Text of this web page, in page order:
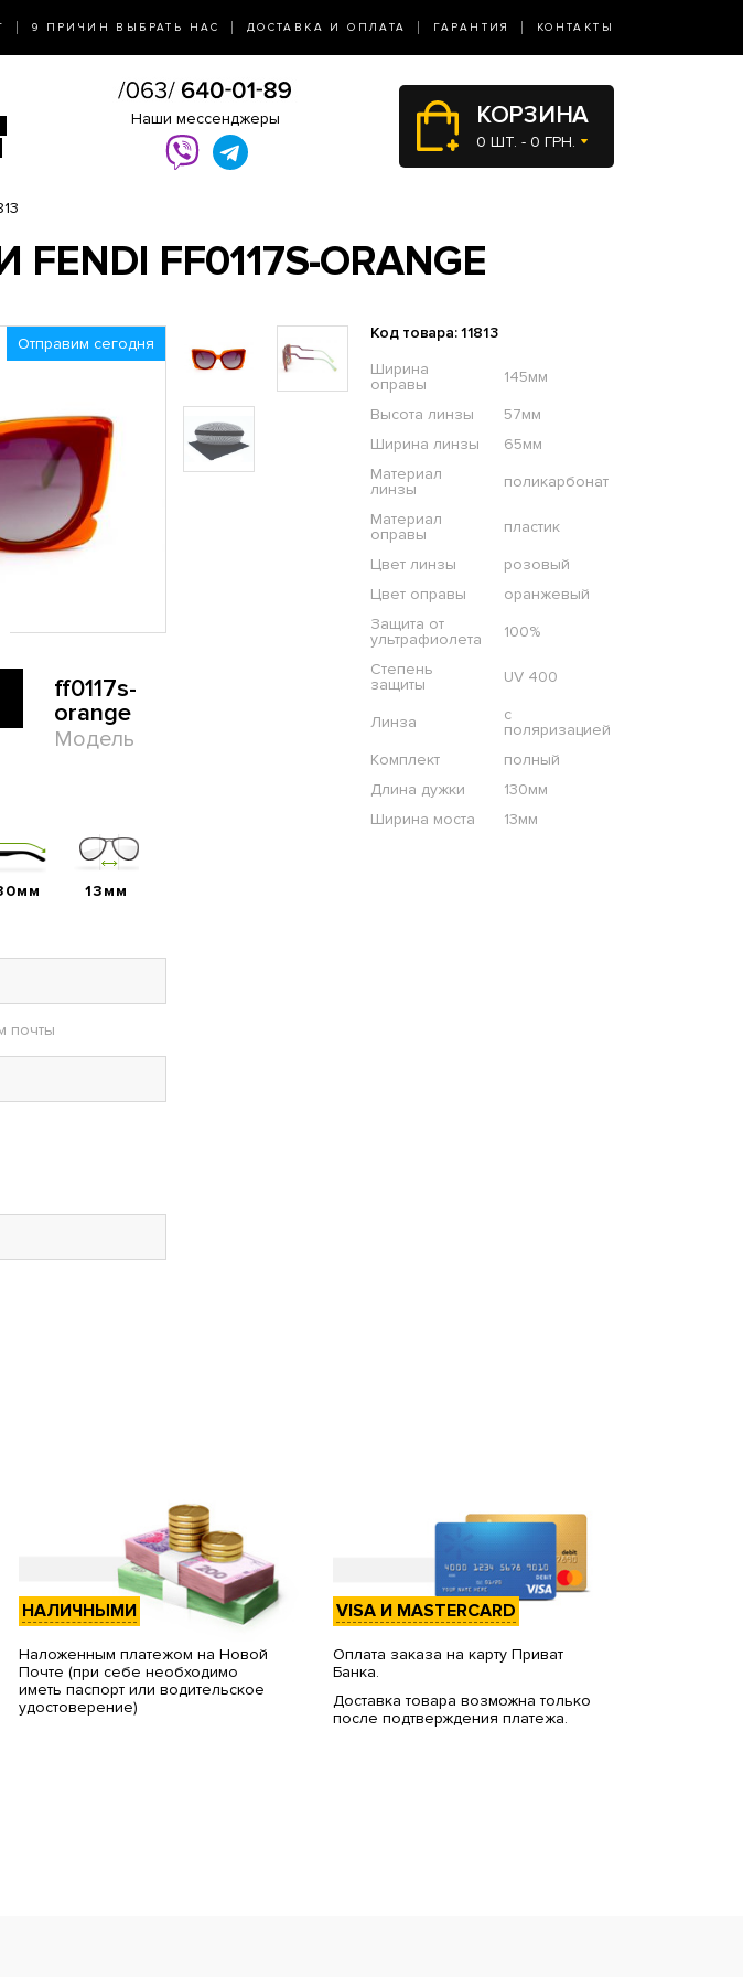
9 ПРИЧИН ВЫБРАТЬ НАС ДОСТАВКА И ОПЛАТА ГАРАНТИЯ КОНТАКТЫ
Наши мессенджеры КОРЗИНА
0 ШТ. - 0 ГРН.
FF0117S-ORANGE
Отправим сегодня
ff0117s-
orange
Модель
Код товара: 11813
Ширина
оправы
145мм
Высота линзы
57мм
Ширина линзы
65мм
Материал
линзы
поликарбонат
Материал
оправы
пластик
Цвет линзы
розовый
Цвет оправы
оранжевый
Защита от
ультрафиолета
100%
Степень
защиты
UV 400
Линза
с
поляризацией
Комплект
полный
Длина дужки
130мм
Ширина моста
13мм
13мм
почты
НАЛИЧНЫМИ
Наложенным платежом на Новой
Почте (при себе необходимо
иметь паспорт или водительское
удостоверение)
VISA И MASTERCARD
Оплата заказа на карту Приват
Банка.
Доставка товара возможна только
после подтверждения платежа.